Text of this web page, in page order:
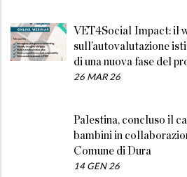
VET4Social Impact: il
sull’autovalutazione
di una nuova fase del
26 MAR 26
Palestina, concluso il
bambini in
Comune di Dura
14 GEN 26